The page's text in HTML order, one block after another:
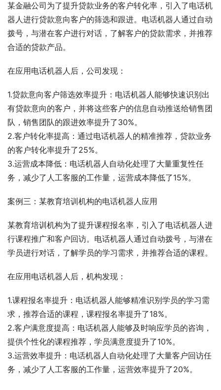
某金融公司为了提升贷款业务的客户转化率，引入了电话机
器人进行贷款意向客户的筛选和跟进。电话机器人通过自动
拨号，与潜在客户进行对话，了解客户的贷款需求，并推荐
合适的贷款产品。
在应用电话机器人后，公司发现：
1.贷款意向客户筛选效率提升：电话机器人能够快速识别出
有贷款意向的客户，并将这些客户的信息自动推送给销售团
队，销售团队的跟进效率提升了30%。
2.客户转化率提高：通过电话机器人的精准推荐，贷款业务
的客户转化率提升了25%。
3.运营成本降低：电话机器人自动化处理了大量重复性任
务，减少了人工客服的工作量，运营成本降低了15%。
案例三：某教育培训机构的电话机器人应用
某教育培训机构为了提升课程报名率，引入了电话机器人进
行课程推广和客户回访。电话机器人通过自动拨号，与潜在
学员进行对话，了解学员的学习需求，并推荐合适的课程。
在应用电话机器人后，机构发现：
1.课程报名率提升：电话机器人能够精准识别学员的学习需
求，推荐合适的课程，课程报名率提升了18%。
2.客户满意度提高：电话机器人能够及时响应学员的咨询，
提供个性化的课程推荐，学员满意度提升了10%。
3.运营效率提升：电话机器人自动化处理了大量客户回访任
务，减少了人工客服的工作量，运营效率提升了20%。